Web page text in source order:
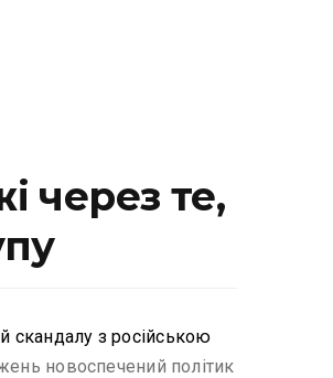
через те,
скандалу з російською
новоспечений політик